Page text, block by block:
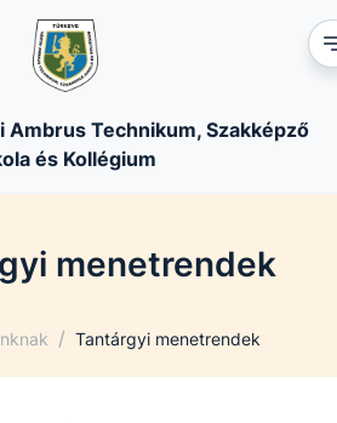
Ambrus Technikum, Szakképző
és Kollégium
menetrendek
/ Tantárgyi menetrendek